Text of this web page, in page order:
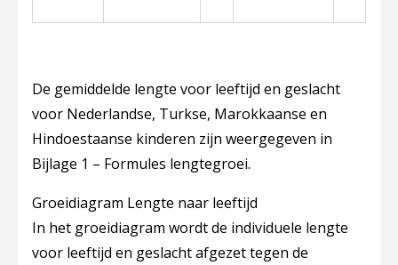
De gemiddelde lengte voor leeftijd en geslacht
voor Nederlandse, Turkse, Marokkaanse en
Hindoestaanse kinderen zijn weergegeven in
Bijlage 1 – Formules lengtegroei.
Groeidiagram Lengte naar leeftijd
In het groeidiagram wordt de individuele lengte
voor leeftijd en geslacht afgezet tegen de